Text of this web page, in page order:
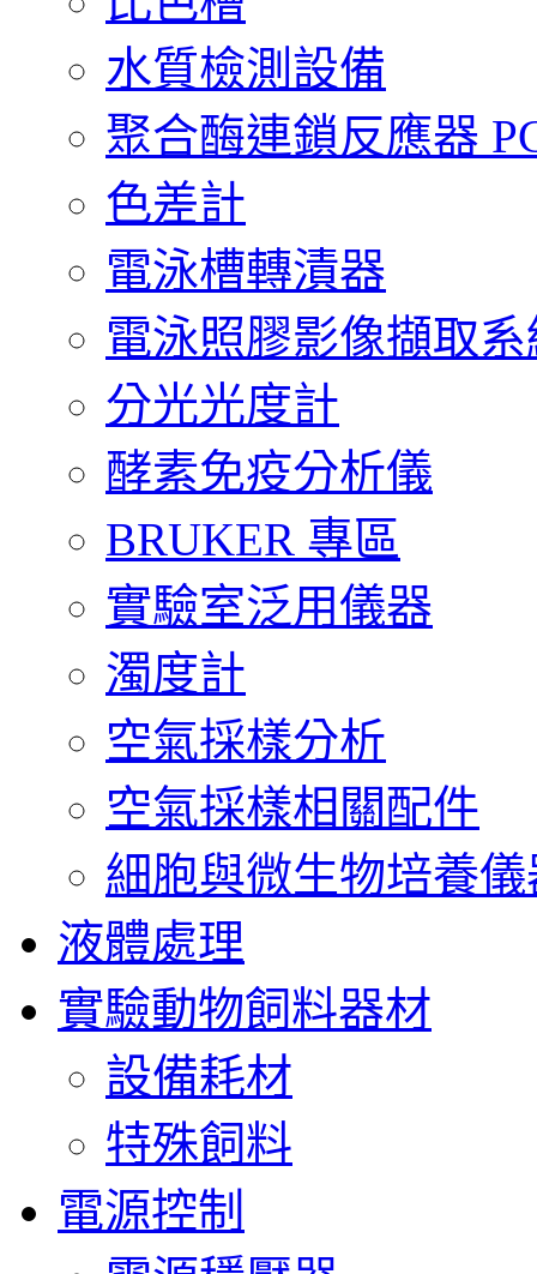
水質檢測設備
聚合酶連鎖反應器
色差計
電泳槽轉漬器
電泳照膠影像擷取系
分光光度計
酵素免疫分析儀
BRUKER 專區
實驗室泛用儀器
濁度計
空氣採樣分析
空氣採樣相關配件
細胞與微生物培養
液體處理
實驗動物飼料器材
設備耗材
特殊飼料
電源控制